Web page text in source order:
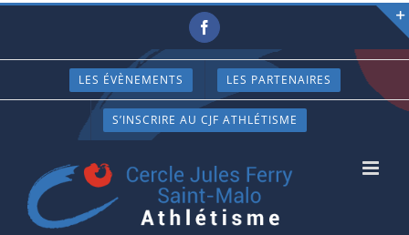
Passer
contenu
Facebook
LES ÉVÈNEMENTS LES PARTENAIRES
S’INSCRIRE AU CJF ATHLÉTISME